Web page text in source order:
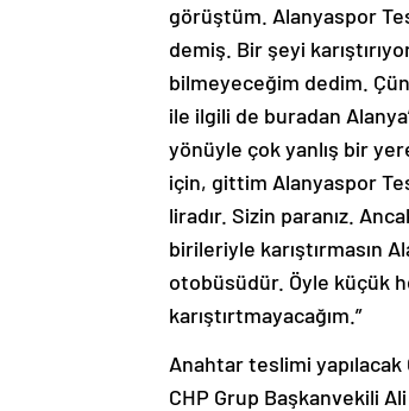
görüştüm. Alanyaspor
demiş. Bir şeyi
bilmeyeceğim dedim.
ile ilgili de buradan
yönüyle çok yanlış bir
için, gittim Alanyaspor
liradır. Sizin paranız.
birileriyle karıştırmasın
otobüsüdür. Öyle küçük
karıştırtmayacağım.”
Anahtar teslimi
CHP Grup Başkanvekili